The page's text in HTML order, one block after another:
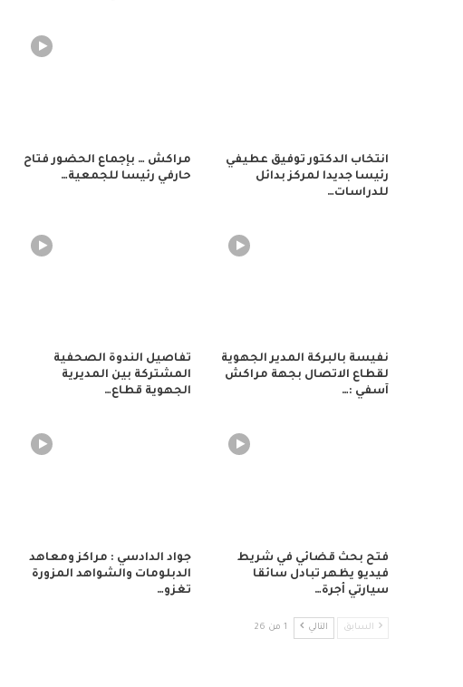
انتخاب الدكتور توفيق عطيفي
رئيسا جديدا لمركز بدائل
للدراسات…
مراكش … بإجماع الحضور فتاح
حارفي رئيسا للجمعية…
نفيسة بالبركة المدير الجهوية
لقطاع الاتصال بجهة مراكش
آسفي :…
تفاصيل الندوة الصحفية
المشتركة بين المديرية
الجهوية قطاع…
فتح بحث قضائي في شريط
فيديو يظهر تبادل سائقا
سيارتي أجرة…
جواد الدادسي : مراكز ومعاهد
الدبلومات والشواهد المزورة
تغزو…
السابق التالي 1 من 26